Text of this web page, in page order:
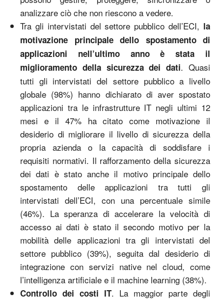
analizzare ciò che non riescono a vedere.
Tra gli intervistati del settore pubblico dell’ECI, la
motivazione principale dello spostamento di
applicazioni nell’ultimo anno è stata il
miglioramento della sicurezza dei dati. Quasi
tutti gli intervistati del settore pubblico a livello
globale (98%) hanno dichiarato di aver spostato
applicazioni tra le infrastrutture IT negli ultimi 12
mesi e il 47% ha citato come motivazione il
desiderio di migliorare il livello di sicurezza della
propria azienda o la capacità di soddisfare i
requisiti normativi. Il rafforzamento della sicurezza
dei dati è stato anche il motivo principale dello
spostamento delle applicazioni tra tutti gli
intervistati dell’ECI, con una percentuale simile
(46%). La speranza di accelerare la velocità di
accesso ai dati è stato il secondo motivo per la
mobilità delle applicazioni tra gli intervistati del
settore pubblico (39%), seguita dal desiderio di
integrazione con servizi native nel cloud, come
l’intelligenza artificiale e il machine learning (38%).
Controllo dei costi IT. La maggior parte degli